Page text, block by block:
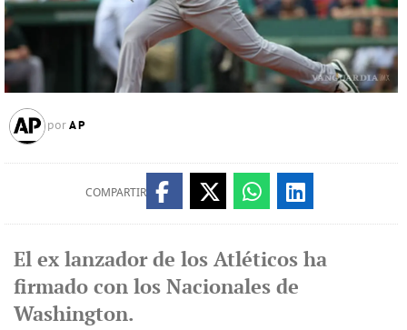
por AP
COMPARTIR
El ex lanzador de los Atléticos ha
firmado con los Nacionales de
Washington.